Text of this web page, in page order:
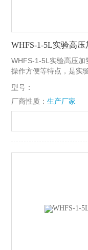
WHFS-1-5L实验高
WHFS-1-5L实验高压加
操作方便等特点，是实
碳纤维等材料，适用于
型号：
厂商性质：生产厂家